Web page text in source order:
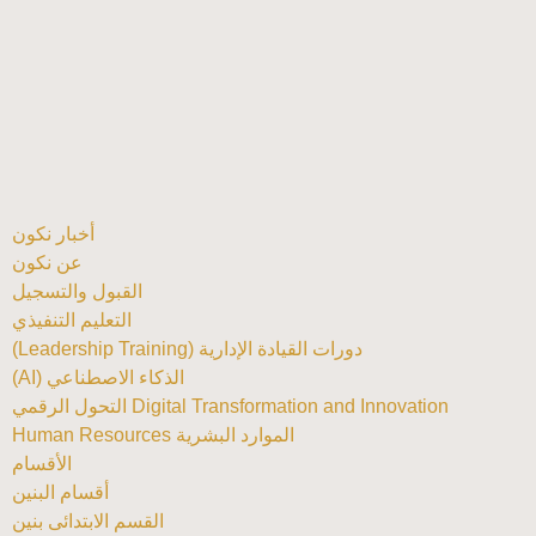
أخبار نكون
عن نكون
القبول والتسجيل
التعليم التنفيذي
دورات القيادة الإدارية (Leadership Training)
الذكاء الاصطناعي (AI)
Digital Transformation and Innovation التحول الرقمي
الموارد البشرية Human Resources
الأقسام
أقسام البنين
القسم الابتدائى بنين